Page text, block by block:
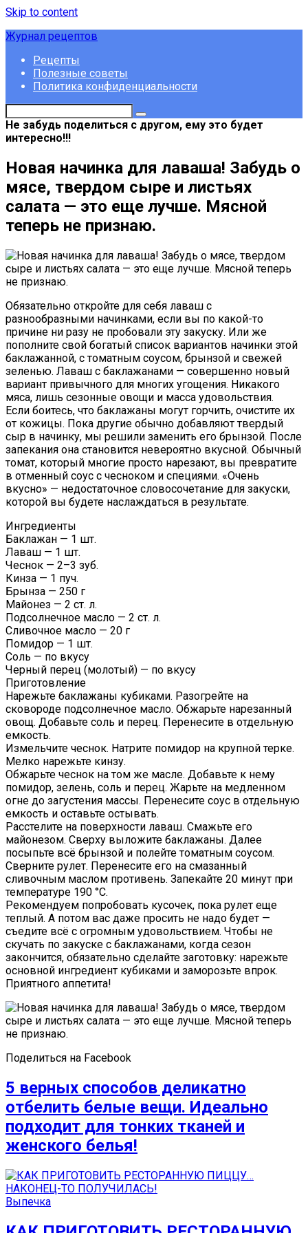
Skip to content
Журнал рецептов
Рецепты
Полезные советы
Политика конфиденциальности
Не забудь поделиться с другом, ему это будет
интересно!!!
Новая начинка для лаваша! Забудь о
мясе, твердом сыре и листьях
салата — это еще лучше. Мясной
теперь не признаю.
Обязательно откройте для себя лаваш с
разнообразными начинками, если вы по какой-то
причине ни разу не пробовали эту закуску. Или же
пополните свой богатый список вариантов начинки этой
баклажанной, с томатным соусом, брынзой и свежей
зеленью. Лаваш с баклажанами — совершенно новый
вариант привычного для многих угощения. Никакого
мяса, лишь сезонные овощи и масса удовольствия.
Если боитесь, что баклажаны могут горчить, очистите их
от кожицы. Пока другие обычно добавляют твердый
сыр в начинку, мы решили заменить его брынзой. После
запекания она становится невероятно вкусной. Обычный
томат, который многие просто нарезают, вы превратите
в отменный соус с чесноком и специями. «Очень
вкусно» — недостаточное словосочетание для закуски,
которой вы будете наслаждаться в результате.
Ингредиенты
Баклажан — 1 шт.
Лаваш — 1 шт.
Чеснок — 2–3 зуб.
Кинза — 1 пуч.
Брынза — 250 г
Майонез — 2 ст. л.
Подсолнечное масло — 2 ст. л.
Сливочное масло — 20 г
Помидор — 1 шт.
Соль — по вкусу
Черный перец (молотый) — по вкусу
Приготовление
Нарежьте баклажаны кубиками. Разогрейте на
сковороде подсолнечное масло. Обжарьте нарезанный
овощ. Добавьте соль и перец. Перенесите в отдельную
емкость.
Измельчите чеснок. Натрите помидор на крупной терке.
Мелко нарежьте кинзу.
Обжарьте чеснок на том же масле. Добавьте к нему
помидор, зелень, соль и перец. Жарьте на медленном
огне до загустения массы. Перенесите соус в отдельную
емкость и оставьте остывать.
Расстелите на поверхности лаваш. Смажьте его
майонезом. Сверху выложите баклажаны. Далее
посыпьте всё брынзой и полейте томатным соусом.
Сверните рулет. Перенесите его на смазанный
сливочным маслом противень. Запекайте 20 минут при
температуре 190 °С.
Рекомендуем попробовать кусочек, пока рулет еще
теплый. А потом вас даже просить не надо будет —
съедите всё с огромным удовольствием. Чтобы не
скучать по закуске с баклажанами, когда сезон
закончится, обязательно сделайте заготовку: нарежьте
основной ингредиент кубиками и заморозьте впрок.
Приятного аппетита!
Поделиться на Facebook
5 верных способов деликатно
отбелить белые вещи. Идеально
подходит для тонких тканей и
женского белья!
Выпечка